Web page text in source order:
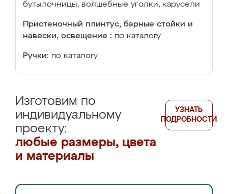
бутылочницы, волшебные уголки, карусели
Пристеночный плинтус, барные стойки и
навески, освещение : по каталогу
Ручки: по каталогу
Изготовим по
индивидуальному
проекту:
любые размеры, цвета
и материалы
УЗНАТЬ
ПОДРОБНОСТИ